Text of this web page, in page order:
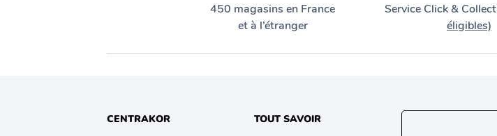
450 magasins en France
et à l’étranger
Service Click & Collect
éligibles)
CENTRAKOR TOUT SAVOIR